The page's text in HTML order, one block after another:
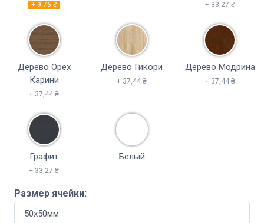
+ 9,76 ₴ + 33,27 ₴
Дерево Орех
Карини
+ 37,44 ₴
Дерево Гикори
+ 37,44 ₴
Дерево Модрина
+ 37,44 ₴
Графит
+ 33,27 ₴
Белый
Размер ячейки: